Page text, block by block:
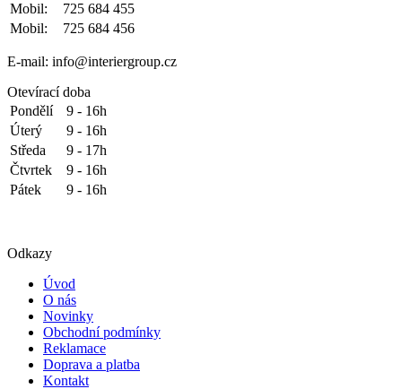
Mobil:
725 684 455
Mobil:
725 684 456
E-mail: info@interiergroup.cz
Otevírací doba
Pondělí
9 - 16h
Úterý
9 - 16h
Středa
9 - 17h
Čtvrtek
9 - 16h
Pátek
9 - 16h
Odkazy
Úvod
O nás
Novinky
Obchodní podmínky
Reklamace
Doprava a platba
Kontakt